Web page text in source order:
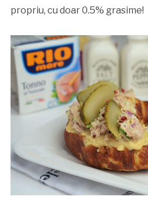
propriu, cu doar 0.5% grasime!